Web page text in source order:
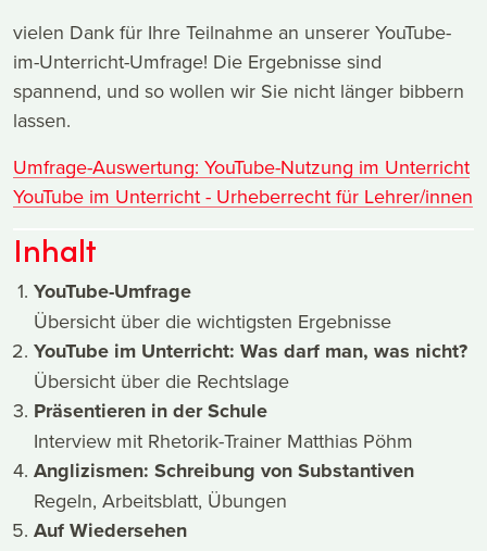
vielen Dank für Ihre Teilnahme an unserer YouTube-
im-Unterricht-Umfrage! Die Ergebnisse sind
spannend, und so wollen wir Sie nicht länger bibbern
lassen.
Umfrage-Auswertung: YouTube-Nutzung im Unterricht
YouTube im Unterricht - Urheberrecht für Lehrer/innen
Inhalt
YouTube-Umfrage
Übersicht über die wichtigsten Ergebnisse
YouTube im Unterricht: Was darf man, was nicht?
Übersicht über die Rechtslage
Präsentieren in der Schule
Interview mit Rhetorik-Trainer Matthias Pöhm
Anglizismen: Schreibung von Substantiven
Regeln, Arbeitsblatt, Übungen
Auf Wiedersehen